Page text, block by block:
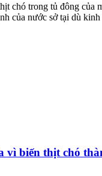
chó trong tủ đông
của nước sở tại dù
vì biến thịt chó